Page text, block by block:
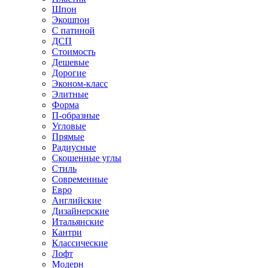
Шпон
Экошпон
С патиной
ДСП
Стоимость
Дешевые
Дорогие
Эконом-класс
Элитные
Форма
П-образные
Угловые
Прямые
Радиусные
Скошенные углы
Стиль
Современные
Евро
Английские
Дизайнерские
Итальянские
Кантри
Классические
Лофт
Модерн